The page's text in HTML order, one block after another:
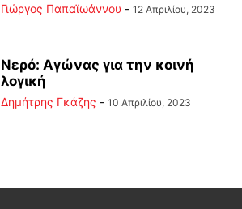
Γιώργος Παπαϊωάννου - 12 Απριλίου, 2023
Νερό: Αγώνας για την κοινή
λογική
Δημήτρης Γκάζης - 10 Απριλίου, 2023